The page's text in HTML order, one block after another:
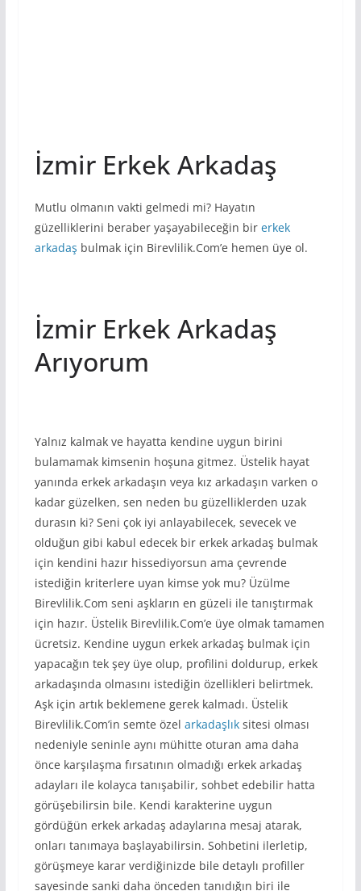
İzmir Erkek Arkadaş
Mutlu olmanın vakti gelmedi mi? Hayatın
güzelliklerini beraber yaşayabileceğin bir erkek
arkadaş bulmak için Birevlilik.Com’e hemen üye ol.
İzmir Erkek Arkadaş
Arıyorum
Yalnız kalmak ve hayatta kendine uygun birini
bulamamak kimsenin hoşuna gitmez. Üstelik hayat
yanında erkek arkadaşın veya kız arkadaşın varken o
kadar güzelken, sen neden bu güzelliklerden uzak
durasın ki? Seni çok iyi anlayabilecek, sevecek ve
olduğun gibi kabul edecek bir erkek arkadaş bulmak
için kendini hazır hissediyorsun ama çevrende
istediğin kriterlere uyan kimse yok mu? Üzülme
Birevlilik.Com seni aşkların en güzeli ile tanıştırmak
için hazır. Üstelik Birevlilik.Com’e üye olmak tamamen
ücretsiz. Kendine uygun erkek arkadaş bulmak için
yapacağın tek şey üye olup, profilini doldurup, erkek
arkadaşında olmasını istediğin özellikleri belirtmek.
Aşk için artık beklemene gerek kalmadı. Üstelik
Birevlilik.Com’in semte özel arkadaşlıksitesi olması
nedeniyle seninle aynı mühitte oturan ama daha
önce karşılaşma fırsatının olmadığı erkek arkadaş
adayları ile kolayca tanışabilir, sohbet edebilir hatta
görüşebilirsin bile. Kendi karakterine uygun
gördüğün erkek arkadaş adaylarına mesaj atarak,
onları tanımaya başlayabilirsin. Sohbetini ilerletip,
görüşmeye karar verdiğinizde bile detaylı profiller
sayesinde sanki daha önceden tanıdığın biri ile